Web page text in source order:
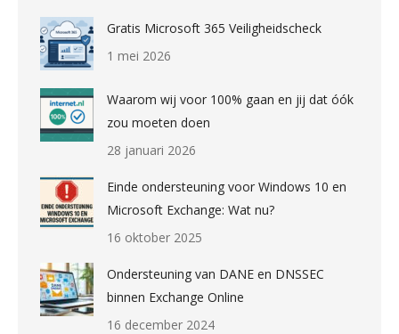
Gratis Microsoft 365 Veiligheidscheck
1 mei 2026
Waarom wij voor 100% gaan en jij dat óók
zou moeten doen
28 januari 2026
Einde ondersteuning voor Windows 10 en
Microsoft Exchange: Wat nu?
16 oktober 2025
Ondersteuning van DANE en DNSSEC
binnen Exchange Online
16 december 2024